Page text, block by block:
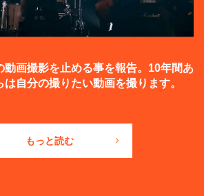
動画撮影を止める事を報告。10年間あ
自分の撮りたい動画を撮ります。
もっと読む